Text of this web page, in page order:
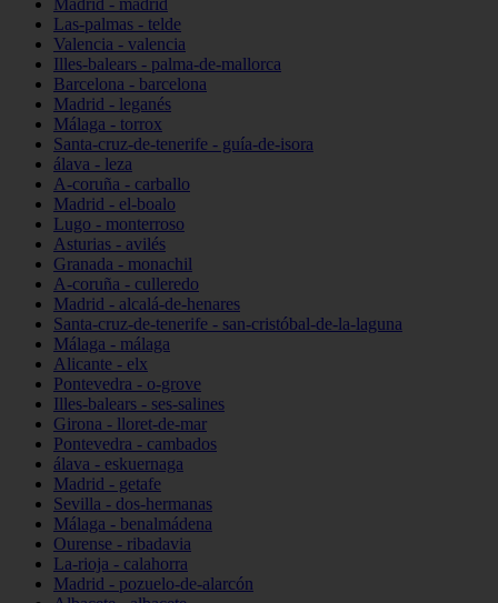
Madrid - madrid
Las-palmas - telde
Valencia - valencia
Illes-balears - palma-de-mallorca
Barcelona - barcelona
Madrid - leganés
Málaga - torrox
Santa-cruz-de-tenerife - guía-de-isora
álava - leza
A-coruña - carballo
Madrid - el-boalo
Lugo - monterroso
Asturias - avilés
Granada - monachil
A-coruña - culleredo
Madrid - alcalá-de-henares
Santa-cruz-de-tenerife - san-cristóbal-de-la-laguna
Málaga - málaga
Alicante - elx
Pontevedra - o-grove
Illes-balears - ses-salines
Girona - lloret-de-mar
Pontevedra - cambados
álava - eskuernaga
Madrid - getafe
Sevilla - dos-hermanas
Málaga - benalmádena
Ourense - ribadavia
La-rioja - calahorra
Madrid - pozuelo-de-alarcón